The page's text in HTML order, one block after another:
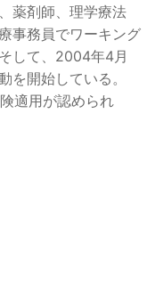
薬剤師、理学療法
事務員でワーキング
して、2004年4月
を開始している。
適用が認められ